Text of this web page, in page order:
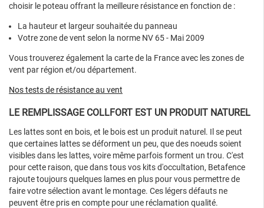
choisir le poteau offrant la meilleure résistance en fonction de :
La hauteur et largeur souhaitée du panneau
Votre zone de vent selon la norme NV 65 - Mai 2009
Vous trouverez également la carte de la France avec les zones de
vent par région et/ou département.
Nos tests de résistance au vent
LE REMPLISSAGE COLLFORT EST UN PRODUIT NATUREL
Les lattes sont en bois, et le bois est un produit naturel. Il se peut
que certaines lattes se déforment un peu, que des noeuds soient
visibles dans les lattes, voire même parfois forment un trou. C'est
pour cette raison, que dans tous vos kits d'occultation, Betafence
rajoute toujours quelques lames en plus pour vous permettre de
faire votre sélection avant le montage. Ces légers défauts ne
peuvent être pris en compte pour une réclamation qualité.